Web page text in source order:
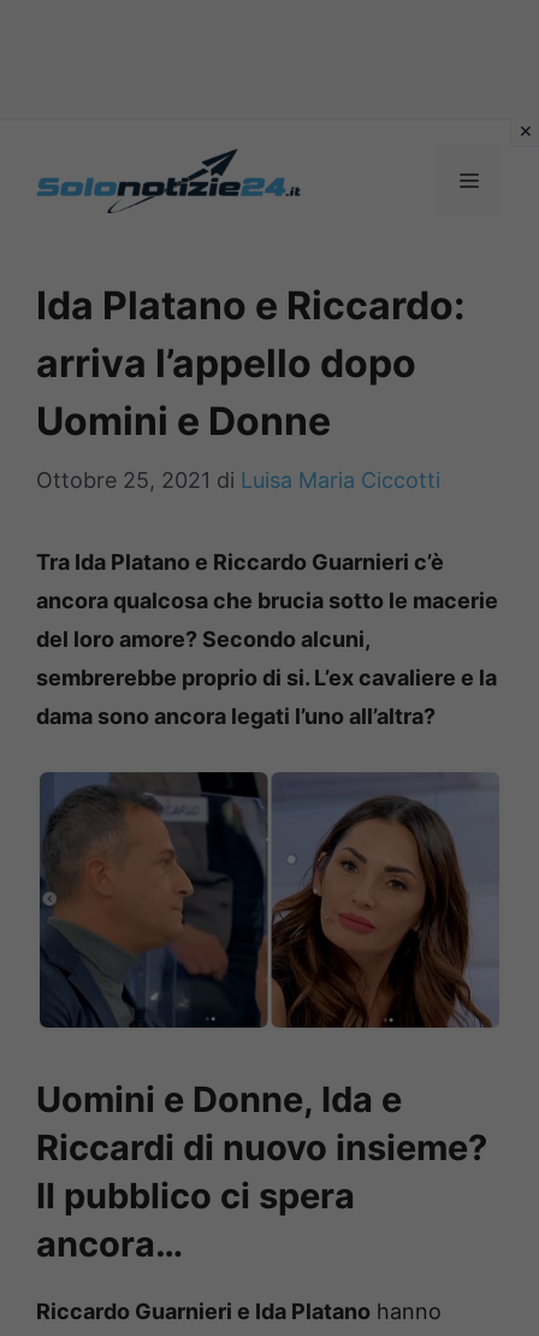
MENU
Ida Platano e Riccardo:
arriva l’appello dopo
Uomini e Donne
Ottobre 25, 2021 di Luisa Maria Ciccotti
Tra Ida Platano e Riccardo Guarnieri c’è
ancora qualcosa che brucia sotto le macerie
del loro amore? Secondo alcuni,
sembrerebbe proprio di si. L’ex cavaliere e la
dama sono ancora legati l’uno all’altra?
Uomini e Donne, Ida e
Riccardi di nuovo insieme?
Il pubblico ci spera
ancora…
Riccardo Guarnieri e Ida Platano hanno